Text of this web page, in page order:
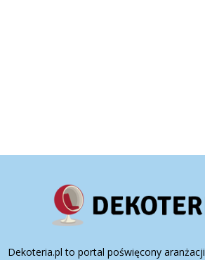
Dekoteria.pl to portal poświęcony